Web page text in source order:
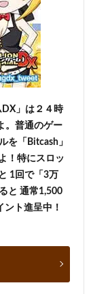
DX」は２４時
。普通のゲー
を「Bitcash」
！特にスロッ
1回で「3万
と 通常1,500
ント進呈中！